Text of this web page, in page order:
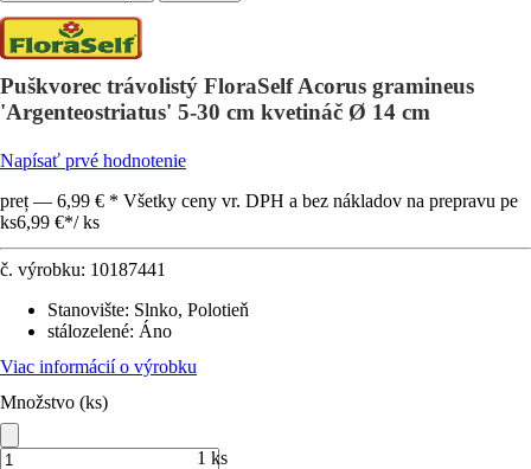
Puškvorec trávolistý FloraSelf Acorus gramineus
'Argenteostriatus' 5-30 cm kvetináč Ø 14 cm
Napísať prvé hodnotenie
preț — 6,99 € * Všetky ceny vr. DPH a bez nákladov na prepravu pe
ks6,99 €*/ ks
č. výrobku: 10187441
Stanovište: Slnko, Polotieň
stálozelené: Áno
Viac informácií o výrobku
Množstvo (ks)
1 ks